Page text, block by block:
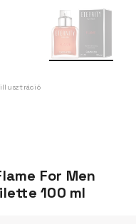
For Men
100 ml